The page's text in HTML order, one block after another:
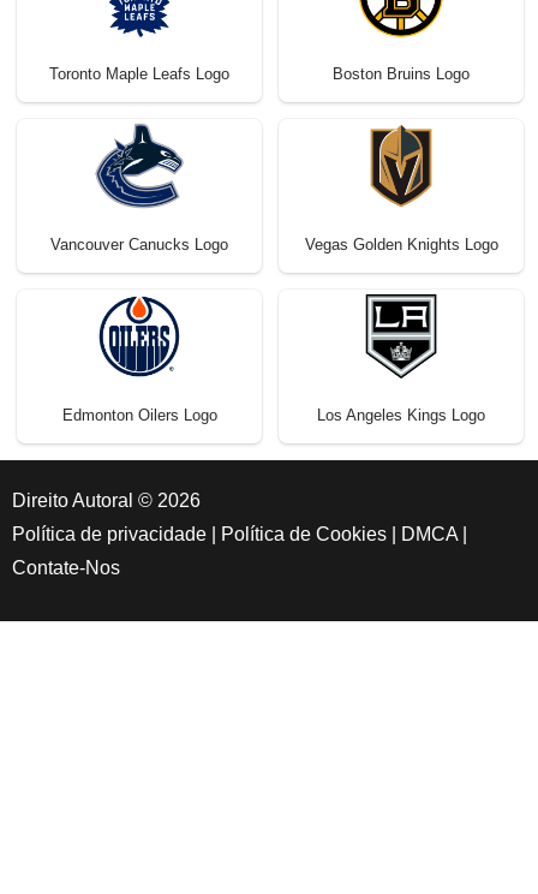
Toronto Maple Leafs Logo Boston Bruins Logo
Vancouver Canucks Logo Vegas Golden Knights Logo
Edmonton Oilers Logo Los Angeles Kings Logo
Direito Autoral © 2026
Política de privacidade
Política de Cookies DMCA
Contate-Nos